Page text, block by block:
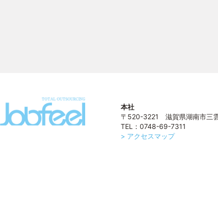
本社
〒520-3221 滋賀県湖南市三
TEL：0748-69-7311
> アクセスマップ